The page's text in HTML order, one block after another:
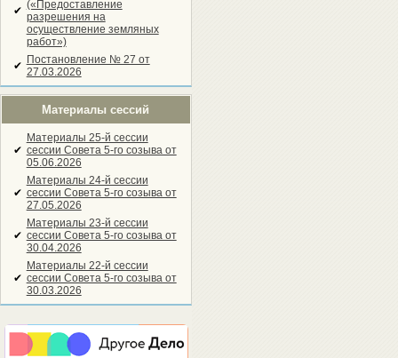
✔ («Предоставление
разрешения на
осуществление земляных
работ»)
✔ Постановление № 27 от
27.03.2026
Материалы сессий
✔
Материалы 25-й сессии
сессии Совета 5-го созыва от
05.06.2026
✔
Материалы 24-й сессии
сессии Совета 5-го созыва от
27.05.2026
✔
Материалы 23-й сессии
сессии Совета 5-го созыва от
30.04.2026
✔
Материалы 22-й сессии
сессии Совета 5-го созыва от
30.03.2026